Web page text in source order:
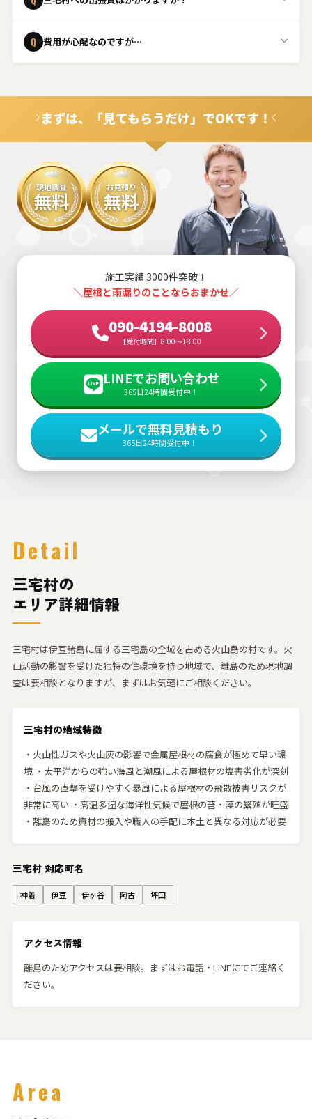
ください。
Q 費用が心配なのですが…
い。
まずは、「見てもらうだけ」でOKです！
現地調査
無料
お見積り
無料
施工実績 3000件突破！
＼屋根と雨漏りのことならおまかせ／
090-4194-8008
【受付時間】8:00～18:00
LINEでお問い合わせ
365日24時間受付中！
メールで無料見積もり
365日24時間受付中！
Detail
三宅村の
エリア詳細情報
三宅村は伊豆諸島に属する三宅島の全域を占める火山島の村です。火
山活動の影響を受けた独特の住環境を持つ地域で、離島のため現地調
査は要相談となりますが、まずはお気軽にご相談ください。
三宅村の地域特徴
・火山性ガスや火山灰の影響で金属屋根材の腐食が極めて早い環
境 ・太平洋からの強い海風と潮風による屋根材の塩害劣化が深刻
・台風の直撃を受けやすく暴風による屋根材の飛散被害リスクが
非常に高い ・高温多湿な海洋性気候で屋根の苔・藻の繁殖が旺盛
・離島のため資材の搬入や職人の手配に本土と異なる対応が必要
三宅村 対応町名
神着 伊豆 伊ヶ谷 阿古 坪田
アクセス情報
離島のためアクセスは要相談。まずはお電話・LINEにてご連絡く
ださい。
Area